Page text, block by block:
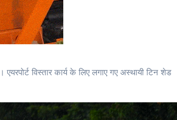
विस्तार कार्य के लिए लगाए गए अस्थायी टिन शेड